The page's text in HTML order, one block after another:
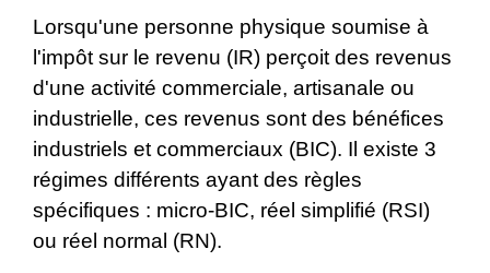
Lorsqu'une personne physique soumise à
l'impôt sur le revenu (IR) perçoit des revenus
d'une activité commerciale, artisanale ou
industrielle, ces revenus sont des bénéfices
industriels et commerciaux (BIC). Il existe 3
régimes différents ayant des règles
spécifiques : micro-BIC, réel simplifié (RSI)
ou réel normal (RN).